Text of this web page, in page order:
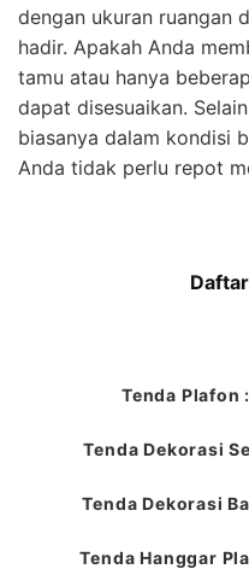
dengan ukuran ruangan
hadir. Apakah Anda
tamu atau hanya
dapat disesuaikan.
biasanya dalam kondisi
Anda tidak perlu repot
Tenda Plafon
Tenda Dekorasi
Tenda Dekorasi
Tenda Hanggar